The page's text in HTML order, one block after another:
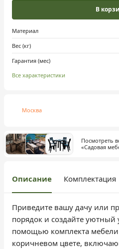
В
Материал
Вес (кг)
Гарантия (мес)
Все характеристики
Москва
Посмотреть
«Садовая
Описание Комплектация
Приведите вашу дачу или
порядок и создайте уютный
помощью комплекта мебели
коричневом цвете,